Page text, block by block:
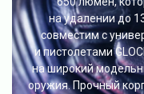
на удалении до
совместим с
и пистолетами
на широкий
оружия. Прочный